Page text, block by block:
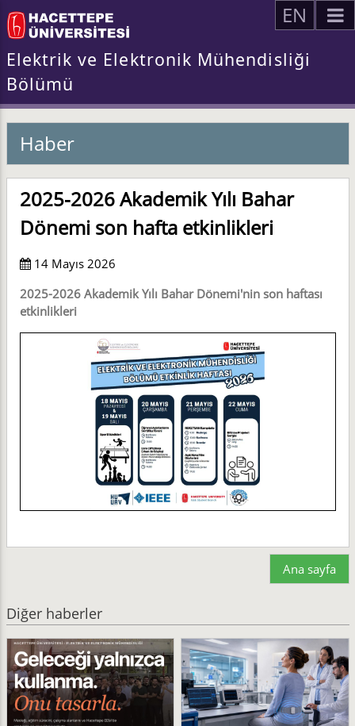
EN
Elektrik ve Elektronik Mühendisliği
Bölümü
Haber
2025-2026 Akademik Yılı Bahar
Dönemi son hafta etkinlikleri
14 Mayıs 2026
2025-2026 Akademik Yılı Bahar Dönemi'nin son haftası
etkinlikleri
Ana sayfa
Diğer haberler